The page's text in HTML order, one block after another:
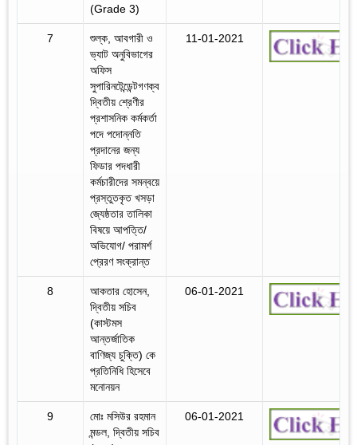
(Grade 3)
7
শুল্ক, আবগারী ও
ভ্যাট অনুবিভাগের
অফিস
সুপারিনটেন্ডেন্টগণক্ব
দ্বিতীয় শ্রেণীর
প্রশাসনিক কর্মকর্তা
পদে পদোন্নতি
প্রদানের জন্য
ফিডার পদধারী
কর্মচারীদের সমন্বয়ে
প্রস্তুতকৃত খসড়া
জ্যেষ্ঠতার তালিকা
বিষয়ে আপত্তি/
অভিযোগ/ পরামর্শ
প্রেরণ সংক্রান্ত
11-01-2021
8
আকতার হোসেন,
দ্বিতীয় সচিব
(কাস্টমস
আন্তর্জাতিক
বাণিজ্য চুক্তি) কে
প্রতিনিধি হিসেবে
মনোনয়ন
06-01-2021
9
মোঃ মসিউর রহমান
মন্ডল, দ্বিতীয় সচিব
06-01-2021